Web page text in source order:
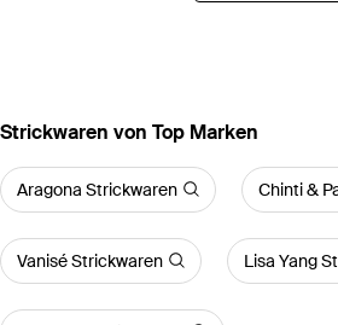
Strickwaren von Top Marken
Aragona Strickwaren Chinti &
Vanisé Strickwaren Lisa Yang